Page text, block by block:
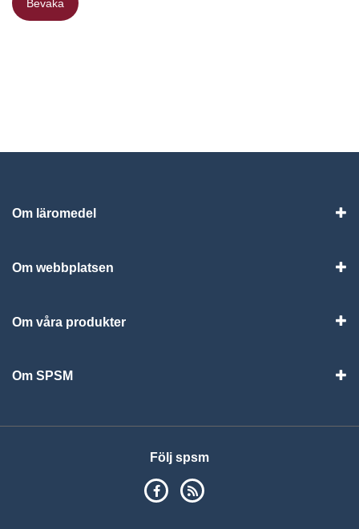
Bevaka
Om läromedel
Om webbplatsen
Om våra produkter
Om SPSM
Följ spsm
SPSM på Facebook